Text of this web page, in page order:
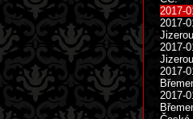
2017-
2017-
Jizerou
2017-
Jizerou
2017-
2017-